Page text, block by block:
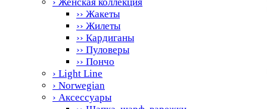
›› Жакеты
›› Жилеты
›› Кардиганы
›› Пуловеры
›› Пончо
› Light Line
› Norwegian
› Аксессуары